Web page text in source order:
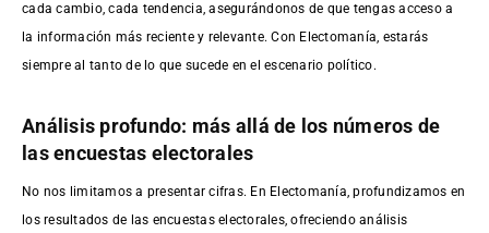
cada cambio, cada tendencia, asegurándonos de que tengas acceso a
la información más reciente y relevante. Con Electomanía, estarás
siempre al tanto de lo que sucede en el escenario político.
Análisis profundo: más allá de los números de
las encuestas electorales
No nos limitamos a presentar cifras. En Electomanía, profundizamos en
los resultados de las encuestas electorales, ofreciendo análisis